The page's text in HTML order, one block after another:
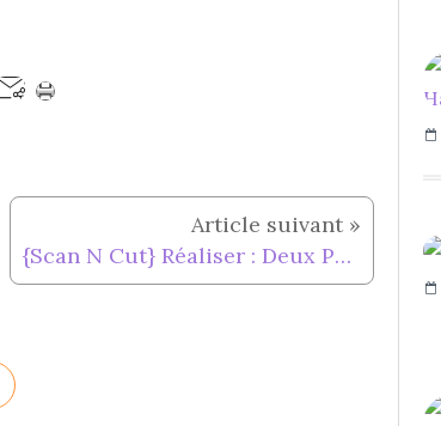
{Scan N Cut} Réaliser : Deux Portes Nom pour Noël...